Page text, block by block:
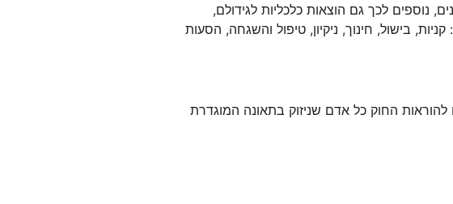
לכך גם הוצאות כלכליות לגידולם,
בישול, חינוך, ניקיון, טיפול והשגחה, הסעות
החוק כל אדם שניזוק בתאונה המוגדרת